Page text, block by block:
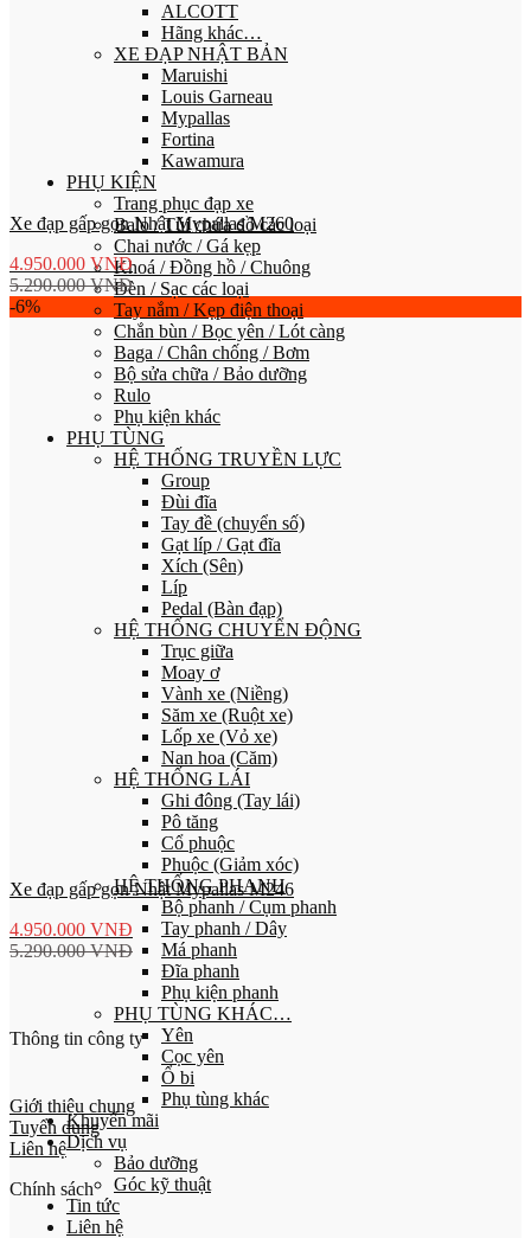
ALCOTT
Hãng khác…
XE ĐẠP NHẬT BẢN
Maruishi
Louis Garneau
Mypallas
Fortina
Kawamura
PHỤ KIỆN
Trang phục đạp xe
Balo / Túi chứa đồ các loại
Chai nước / Gá kẹp
Khoá / Đồng hồ / Chuông
Đèn / Sạc các loại
Tay nắm / Kẹp điện thoại
Chắn bùn / Bọc yên / Lót càng
Baga / Chân chống / Bơm
Bộ sửa chữa / Bảo dưỡng
Rulo
Phụ kiện khác
PHỤ TÙNG
HỆ THỐNG TRUYỀN LỰC
Group
Đùi đĩa
Tay đề (chuyển số)
Gạt líp / Gạt đĩa
Xích (Sên)
Líp
Pedal (Bàn đạp)
HỆ THỐNG CHUYỂN ĐỘNG
Trục giữa
Moay ơ
Vành xe (Niềng)
Săm xe (Ruột xe)
Lốp xe (Vỏ xe)
Nan hoa (Căm)
HỆ THỐNG LÁI
Ghi đông (Tay lái)
Pô tăng
Cổ phuộc
Phuộc (Giảm xóc)
HỆ THỐNG PHANH
Bộ phanh / Cụm phanh
Tay phanh / Dây
Má phanh
Đĩa phanh
Phụ kiện phanh
PHỤ TÙNG KHÁC…
Yên
Cọc yên
Ổ bi
Phụ tùng khác
Khuyến mãi
Dịch vụ
Bảo dưỡng
Góc kỹ thuật
Tin tức
Liên hệ
Xe đạp gấp gọn Nhật Mypallas M260
4.950.000 VNĐ
5.290.000VNĐ
-6%
Xe đạp gấp gọn Nhật Mypallas M246
4.950.000 VNĐ
5.290.000VNĐ
Thông tin công ty
Giới thiệu chung
Tuyển dụng
Liên hệ
Chính sách